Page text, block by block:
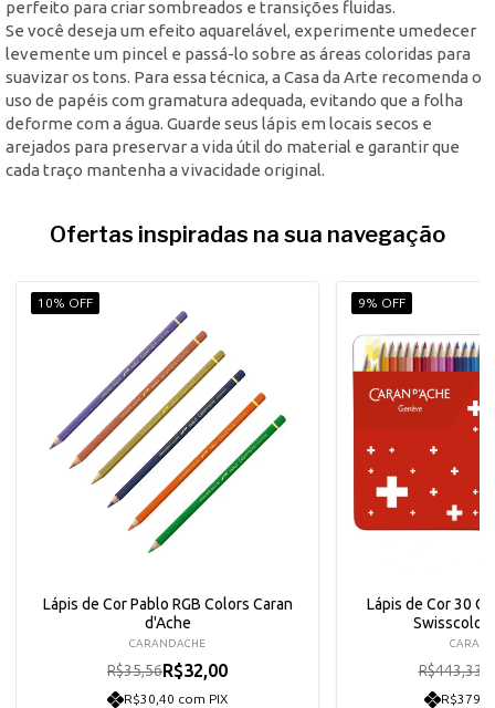
perfeito para criar sombreados e transições fluidas.
Se você deseja um efeito aquarelável, experimente umedecer
levemente um pincel e passá-lo sobre as áreas coloridas para
suavizar os tons. Para essa técnica, a Casa da Arte recomenda o
uso de papéis com gramatura adequada, evitando que a folha
deforme com a água. Guarde seus lápis em locais secos e
arejados para preservar a vida útil do material e garantir que
cada traço mantenha a vivacidade original.
Ofertas inspiradas na sua navegação
10% OFF
Lápis de Cor Pablo RGB Colors Caran
d'Ache
CARANDACHE
R$35,56R$32,00
R$30,40 com PIX
9% OFF
Lápis de Cor 30
Swisscolor
R$443,33